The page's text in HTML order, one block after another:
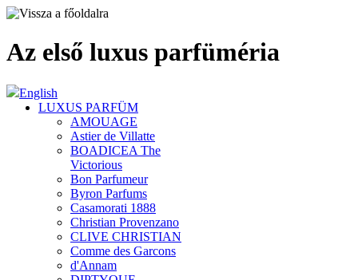
Az első luxus parfüméria
English
LUXUS PARFÜM
AMOUAGE
Astier de Villatte
BOADICEA The
Victorious
Bon Parfumeur
Byron Parfums
Casamorati 1888
Christian Provenzano
CLIVE CHRISTIAN
Comme des Garcons
d'Annam